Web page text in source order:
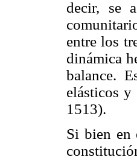
decir, se
entre los
dinámica
balance.
elásticos
1513).
Si bien en